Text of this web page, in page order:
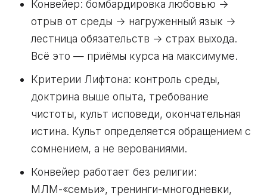
Конвейер: бомбардировка любовью →
отрыв от среды → нагруженный язык →
лестница обязательств → страх выхода.
Всё это — приёмы курса на максимуме.
Критерии Лифтона: контроль среды,
доктрина выше опыта, требование
чистоты, культ исповеди, окончательная
истина. Культ определяется обращением с
сомнением, а не верованиями.
Конвейер работает без религии:
МЛМ-«семьи», тренинги-многодневки,